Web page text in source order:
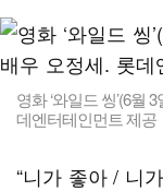
영화 ‘와일드 씽’(6월
데엔터테인먼트 제공
“니가 좋아 / 니